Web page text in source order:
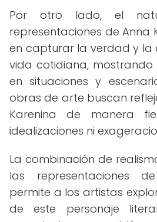
Por otro lado, el
representaciones de Anna
en capturar la verdad y la
vida cotidiana,
en situaciones y
obras de arte buscan
Karenina de manera
idealizaciones ni
La combinación de
las representaciones
permite a los artistas
de este personaje